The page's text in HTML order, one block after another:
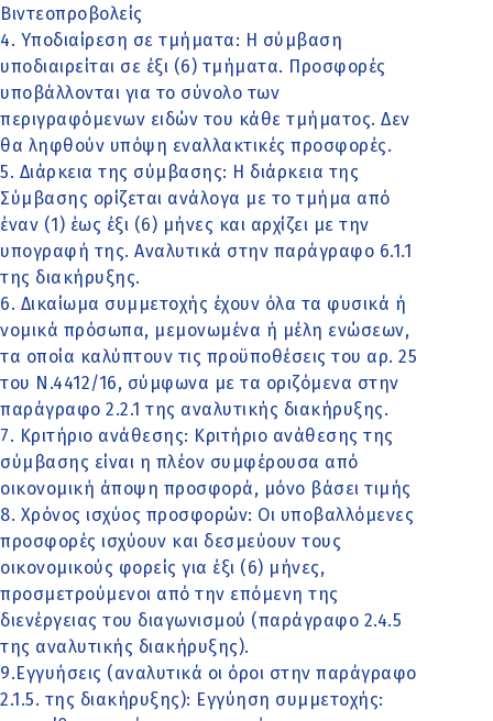
Βιντεοπροβολείς
4. Υποδιαίρεση σε τμήματα: Η σύμβαση
υποδιαιρείται σε έξι (6) τμήματα. Προσφορές
υποβάλλονται για το σύνολο των
περιγραφόμενων ειδών του κάθε τμήματος. Δεν
θα ληφθούν υπόψη εναλλακτικές προσφορές.
5. Διάρκεια της σύμβασης: Η διάρκεια της
Σύμβασης ορίζεται ανάλογα με το τμήμα από
έναν (1) έως έξι (6) μήνες και αρχίζει με την
υπογραφή της. Αναλυτικά στην παράγραφο 6.1.1
της διακήρυξης.
6. Δικαίωμα συμμετοχής έχουν όλα τα φυσικά ή
νομικά πρόσωπα, μεμονωμένα ή μέλη ενώσεων,
τα οποία καλύπτουν τις προϋποθέσεις του αρ. 25
του Ν.4412/16, σύμφωνα με τα οριζόμενα στην
παράγραφο 2.2.1 της αναλυτικής διακήρυξης.
7. Κριτήριο ανάθεσης: Κριτήριο ανάθεσης της
σύμβασης είναι η πλέον συμφέρουσα από
οικονομική άποψη προσφορά, μόνο βάσει τιμής
8. Χρόνος ισχύος προσφορών: Οι υποβαλλόμενες
προσφορές ισχύουν και δεσμεύουν τους
οικονομικούς φορείς για έξι (6) μήνες,
προσμετρούμενοι από την επόμενη της
διενέργειας του διαγωνισμού (παράγραφο 2.4.5
της αναλυτικής διακήρυξης).
9.Εγγυήσεις (αναλυτικά οι όροι στην παράγραφο
2.1.5. της διακήρυξης): Εγγύηση συμμετοχής: